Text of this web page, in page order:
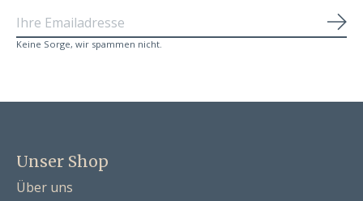
Keine Sorge, wir spammen nicht.
Unser Shop
Über uns